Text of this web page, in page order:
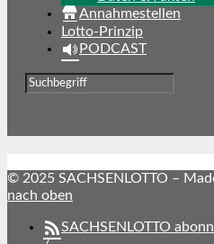
Annahmestellen
Lotto-Prinzip
PODCAST
© 2025 SACHSENLOTTO –
nach oben
SACHSENLOTTO